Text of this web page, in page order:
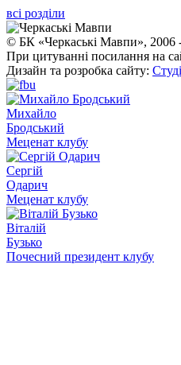
всі розділи
© БК «Черкаські Мавпи», 2006
При цитуванні посилання на
Дизайн та розробка сайту:
Михайло
Бродський
Меценат клубу
Сергій
Одарич
Меценат клубу
Віталій
Бузько
Почесний президент клубу